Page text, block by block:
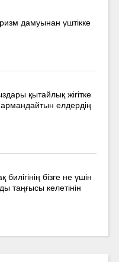
дамуынан үштікке
қытайлық жігітке
елдердің
бізге не үшін
таңғысы келетінін